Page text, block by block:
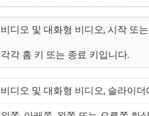
비디오 및 대화형 비디오, 시작 또
각각 홈 키 또는 종료 키입니다.
비디오 및 대화형 비디오, 슬라이